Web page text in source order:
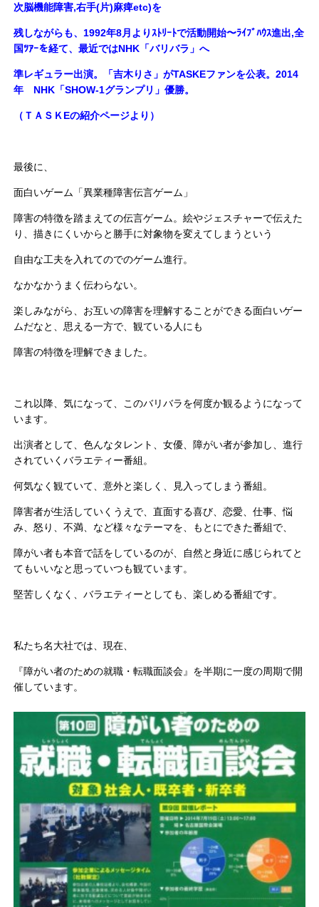
次脳機能障害,右手(片)麻痺etc)を
残しながらも、1992年8月よりｽﾄﾘｰﾄで活動開始〜ﾗｲﾌﾞﾊｳｽ進出,全
国ﾂｱｰを経て、最近ではNHK「バリバラ」へ
準レギュラー出演。
「吉木りさ」がTASKEファンを公表。2014
年 NHK「SHOW-1グランプリ」優勝。
（ＴＡＳＫEの紹介ページより）
最後に、
面白いゲーム「異業種障害伝言ゲーム」
障害の特徴を踏まえての伝言ゲーム。絵やジェスチャーで伝えた
り、描きにくいからと勝手に対象物を変えてしまうという
自由な工夫を入れてのでのゲーム進行。
なかなかうまく伝わらない。
楽しみながら、お互いの障害を理解することができる面白いゲー
ムだなと、思える一方で、観ている人にも
障害の特徴を理解できました。
これ以降、気になって、このバリバラを何度か観るようになって
います。
出演者として、色んなタレント、女優、障がい者が参加し、進行
されていくバラエティー番組。
何気なく観ていて、意外と楽しく、見入ってしまう番組。
障害者が生活していくうえで、直面する喜び、恋愛、仕事、悩
み、怒り、不満、など様々なテーマを、もとにできた番組で、
障がい者も本音で話をしているのが、自然と身近に感じられてと
てもいいなと思っていつも観ています。
堅苦しくなく、バラエティーとしても、楽しめる番組です。
私たち名大社では、現在、
『障がい者のための就職・転職面談会』を半期に一度の周期で開
催しています。